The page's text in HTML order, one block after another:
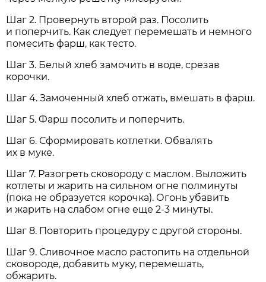
Шаг 2. Провернуть второй раз. Посолить
и поперчить. Как следует перемешать и немного
помесить фарш, как тесто.
Шаг 3. Белый хлеб замочить в воде, срезав
корочки.
Шаг 4. Замоченный хлеб отжать, вмешать в фарш.
Шаг 5. Фарш посолить и поперчить.
Шаг 6. Сформировать котлетки. Обвалять
их в муке.
Шаг 7. Разогреть сковороду с маслом. Выложить
котлеты и жарить на сильном огне полминуты
(пока не образуется корочка). Огонь убавить
и жарить на слабом огне еще 2-3 минуты.
Шаг 8. Повторить процедуру с другой стороны.
Шаг 9. Сливочное масло растопить на отдельной
сковороде, добавить муку, перемешать,
обжарить.